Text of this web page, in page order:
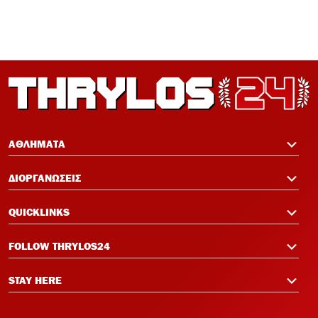
ΑΘΛΗΜΑΤΑ
ΔΙΟΡΓΑΝΩΣΕΙΣ
QUICKLINKS
FOLLOW THRYLOS24
STAY HERE